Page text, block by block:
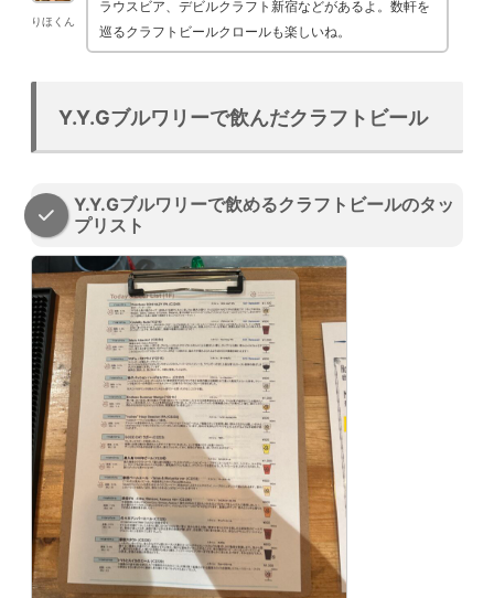
りほくん
ラウスビア、デビルクラフト新宿などがあるよ。数軒を
巡るクラフトビールクロールも楽しいね。
Y.Y.Gブルワリーで飲んだクラフトビール
Y.Y.Gブルワリーで飲めるクラフトビールのタッ
プリスト